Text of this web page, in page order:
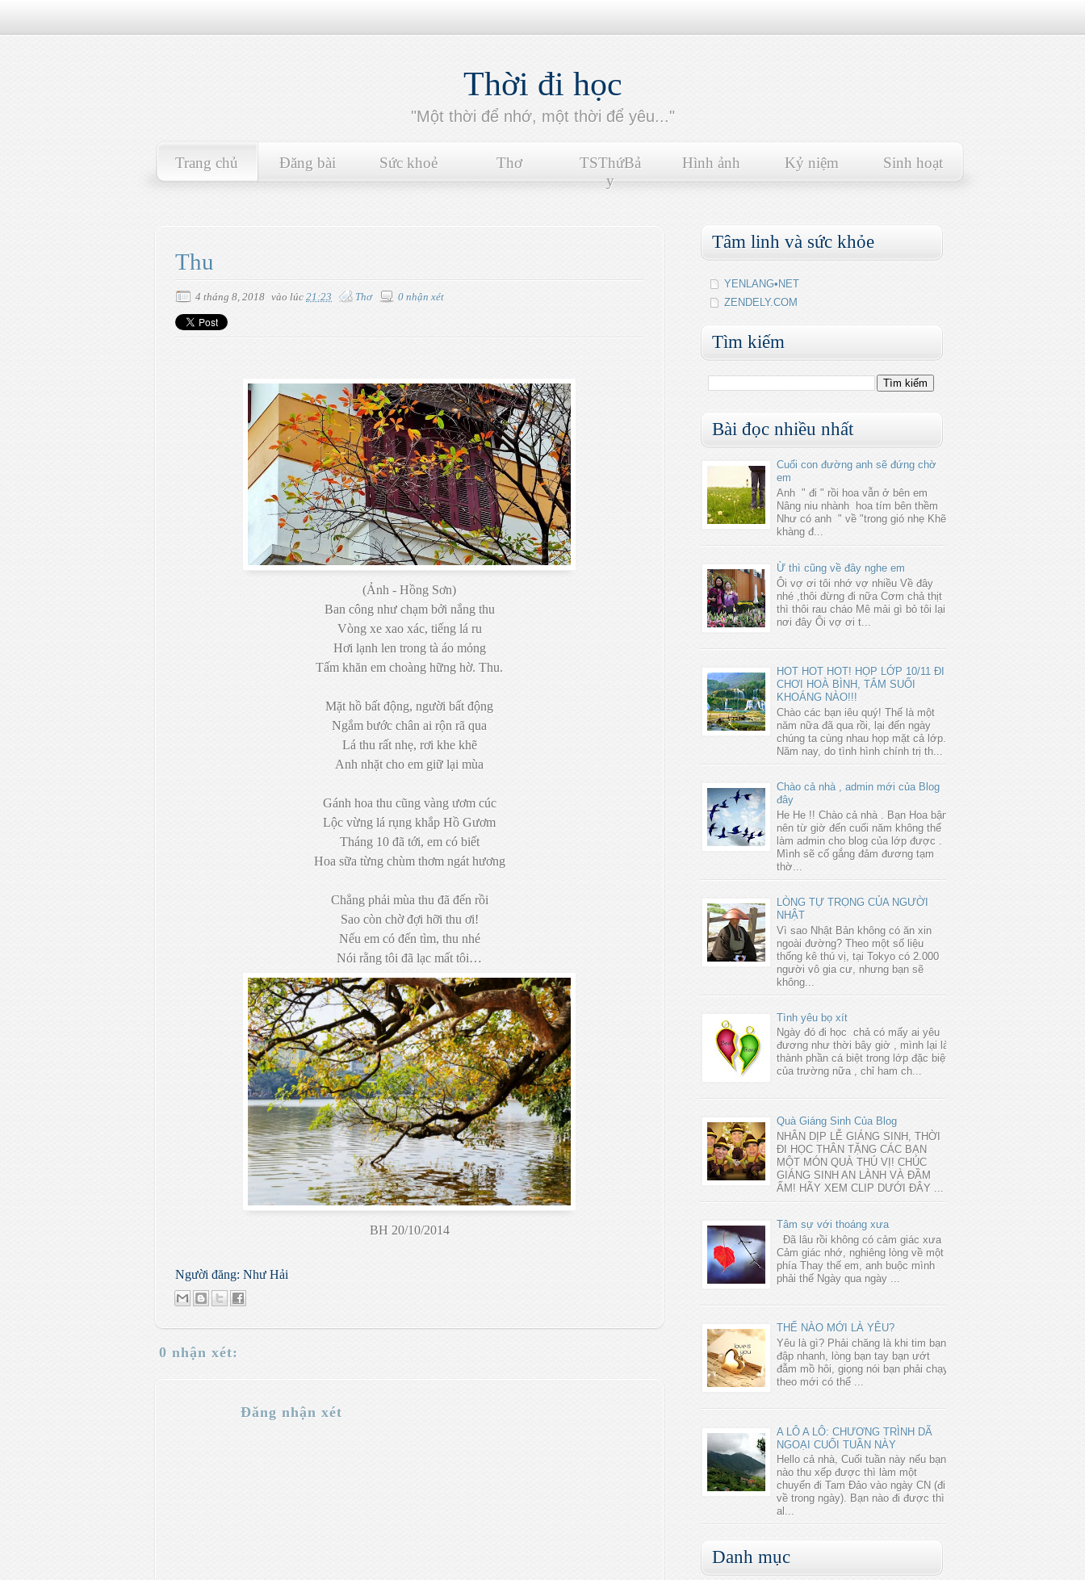
Thời đi học
"Một thời để nhớ, một thời để yêu..."
Trang chủ Đăng bài Sức khoẻ Thơ
TSThứBả
y
Hình ảnh Kỷ niệm Sinh hoạt
Thu
4 tháng 8, 2018 vào lúc 21:23 Thơ 0 nhận xét
(Ảnh - Hồng Sơn)
Ban công như chạm bởi nắng thu
Vòng xe xao xác, tiếng lá ru
Hơi lạnh len trong tà áo mỏng
Tấm khăn em choàng hững hờ. Thu.
Mặt hồ bất động, người bất động
Ngắm bước chân ai rộn rã qua
Lá thu rất nhẹ, rơi khe khẽ
Anh nhặt cho em giữ lại mùa
Gánh hoa thu cũng vàng ươm cúc
Lộc vừng lá rụng khắp Hồ Gươm
Tháng 10 đã tới, em có biết
Hoa sữa từng chùm thơm ngát hương
Chẳng phải mùa thu đã đến rồi
Sao còn chờ đợi hỡi thu ơi!
Nếu em có đến tìm, thu nhé
Nói rằng tôi đã lạc mất tôi…
BH 20/10/2014
Người đăng: Như Hải
0 nhận xét:
Đăng nhận xét
Tâm linh và sức khỏe
YENLANG•NET
ZENDELY.COM
Tìm kiếm
Bài đọc nhiều nhất
Cuối con đường anh sẽ đứng chờ
em
Anh " đi " rồi hoa vẫn ở bên em
Nâng niu nhành hoa tím bên thềm
Như có anh " về "trong gió nhẹ Khẽ
khàng đ...
Ừ thì cũng về đây nghe em
Ôi vợ ơi tôi nhớ vợ nhiều Về đây
nhé ,thôi đừng đi nữa Cơm chả thịt
thì thôi rau cháo Mê mải gì bỏ tôi lại
nơi đây Ôi vợ ơi t...
HOT HOT HOT! HỌP LỚP 10/11 ĐI
CHƠI HOÀ BÌNH, TẮM SUỐI
KHOÁNG NÀO!!!
Chào các bạn iêu quý! Thế là một
năm nữa đã qua rồi, lại đến ngày
chúng ta cùng nhau họp mặt cả lớp.
Năm nay, do tình hình chính trị th...
Chào cả nhà , admin mới của Blog
đây
He He !! Chào cả nhà . Bạn Hoa bận
nên từ giờ đến cuối năm không thể
làm admin cho blog của lớp được .
Mình sẽ cố gắng đảm đương tạm
thờ...
LÒNG TỰ TRỌNG CỦA NGƯỜI
NHẬT
Vì sao Nhật Bản không có ăn xin
ngoài đường? Theo một số liệu
thống kê thú vị, tại Tokyo có 2.000
người vô gia cư, nhưng bạn sẽ
không...
Tình yêu bọ xít
Ngày đó đi học chả có mấy ai yêu
đương như thời bây giờ , mình lại là
thành phần cá biệt trong lớp đặc biệt
của trường nữa , chỉ ham ch...
Quà Giáng Sinh Của Blog
NHÂN DỊP LỄ GIÁNG SINH, THỜI
ĐI HỌC THÂN TẶNG CÁC BẠN
MỘT MÓN QUÀ THÚ VỊ! CHÚC
GIÁNG SINH AN LÀNH VÀ ĐẦM
ẤM! HÃY XEM CLIP DƯỚI ĐÂY ...
Tâm sự với thoáng xưa
Đã lâu rồi không có cảm giác xưa
Cảm giác nhớ, nghiêng lòng về một
phía Thay thế em, anh buộc mình
phải thế Ngày qua ngày ...
THẾ NÀO MỚI LÀ YÊU?
Yêu là gì? Phải chăng là khi tim bạn
đập nhanh, lòng bạn tay bạn ướt
đẫm mồ hôi, giọng nói bạn phải chạy
theo mới có thể ...
A LÔ A LÔ: CHƯƠNG TRÌNH DÃ
NGOẠI CUỐI TUẦN NÀY
Hello cả nhà, Cuối tuần này nếu bạn
nào thu xếp được thì làm một
chuyến đi Tam Đảo vào ngày CN (đi
về trong ngày). Bạn nào đi được thì
al...
Danh mục